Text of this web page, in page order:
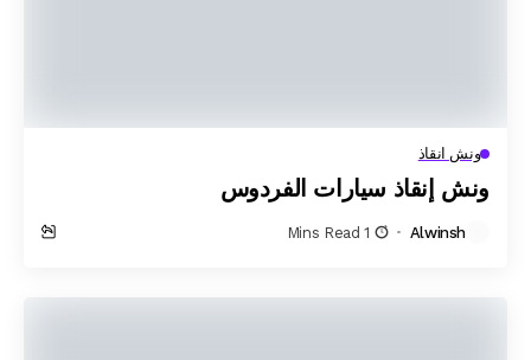
ونش انقاذ
ونش إنقاذ سيارات الفردوس
Alwinsh
1 Mins Read